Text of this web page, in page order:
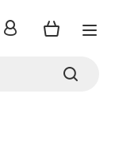
inloggen